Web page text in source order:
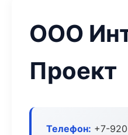
ООО
Проект
Телефон: +7-